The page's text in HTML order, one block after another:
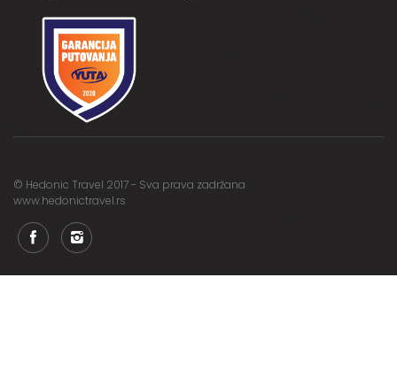
© Hedonic Travel 2017 - Sva prava zadržana
www.hedonictravel.rs